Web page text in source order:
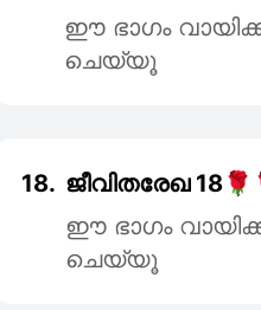
ഈ ഭാഗം
ചെയ്യൂ
18. ജീവിതരേഖ
ഈ ഭാഗം
ചെയ്യൂ